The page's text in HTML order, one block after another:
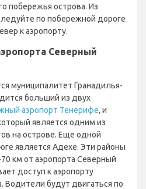
побережья острова. Из
по побережной дороге
к аэропорту.
Северный
муниципалитет Гранадилья-
больший из двух
аэропорт Тенерифе, и
является одним из
на острове. Еще одной
является Адехе. Эти районы
км от аэропорта Северный
доступ к аэропорту
Водители будут двигаться по